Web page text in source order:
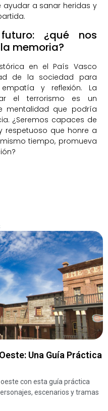
a sanar heridas y
¿qué nos
memoria?
en el País Vasco
de la sociedad para
y reflexión. La
el terrorismo es un
mentalidad que podría
¿Seremos capaces de
respetuoso que honre a
tiempo, promueva
Una Guía Práctica
con esta guía práctica
escenarios y tramas